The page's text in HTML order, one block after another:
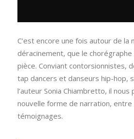
C’est encore une fois autour de la
déracinement, que le
pièce. Conviant contorsionnistes,
tap dancers et danseurs hip-hop,
l’auteur Sonia Chiambretto, il nous
nouvelle forme de narration,
témoignages.